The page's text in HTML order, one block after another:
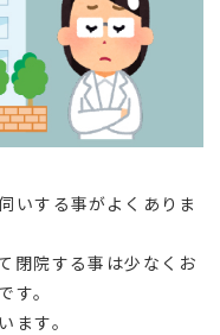
いする事がよくありま
閉院する事は少なくお
す。
ます。